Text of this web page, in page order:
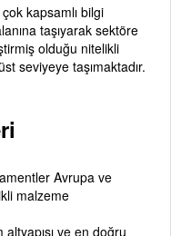
kapsamlı bilgi
taşıyarak sektöre
olduğu nitelikli
seviyeye taşımaktadır.
Avrupa ve
malzeme
ve en doğru